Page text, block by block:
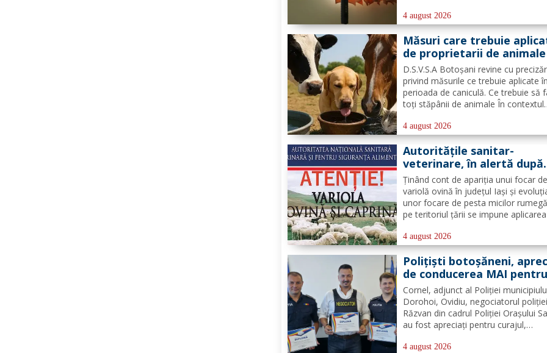
Botoșani, până joi, la ora 10:00.
Temperaturile maxime vor fi
între 35 și 39 de...
4 august 2026
Măsuri care trebuie
de proprietarii de
condiții de caniculă
D.S.V.S.A Botoșani revine cu
privind măsurile ce trebuie aplicate în
perioada de caniculă. Ce trebuie să
toți stăpânii de animale În contextul
Administrația Națională de
Direcția Sanitară Veterinară și
Siguranța Alimentelor Botoșani...
4 august 2026
Autorităţile sanitar-
veterinare, în alertă după
apariţia unui focar de
ovină
Ținând cont de apariția unui focar de
variolă ovină în județul Iași și
unor focare de pesta micilor
pe teritoriul țării se impune
aparitiei de focare de boală pe
județului Botoșani. D.S.V.S.A
informează...
4 august 2026
Polițiști botoșăneni,
de conducerea MAI pentru
curaj și profesionalism
Cornel, adjunct al Poliției
Dorohoi, Ovidiu, negociatorul
Răzvan din cadrul Poliției Orașului
au fost apreciați pentru curajul,
manifestate în îndeplinirea
4 august 2026